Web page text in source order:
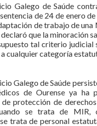
Galego de Saúde
de 24 de enero
de trabajo de
que la minoración
tal criterio judicial
cualquier categoría
Galego de Saúde
de Ourense ya ha
protección de
se trata de MIR,
trata de personal